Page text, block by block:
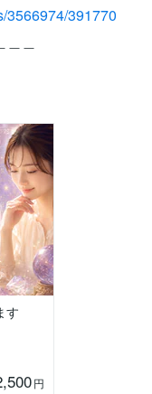
3566974/391770
＿
す
円